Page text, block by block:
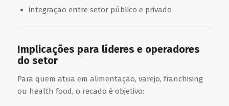
integração entre setor público e privado
Implicações para líderes e operadores
do setor
Para quem atua em alimentação, varejo, franchising
ou health food, o recado é objetivo: